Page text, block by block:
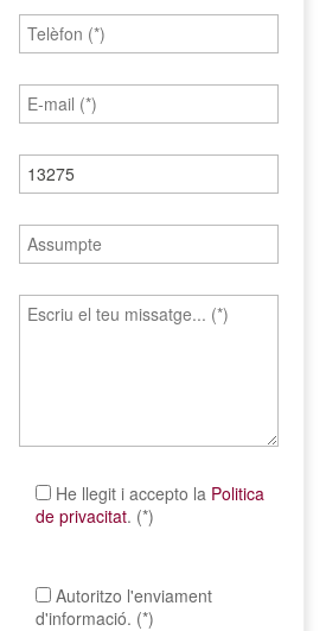
He llegit i accepto la Politica
de privacitat. (*)
Autoritzo l'enviament
d'informació. (*)